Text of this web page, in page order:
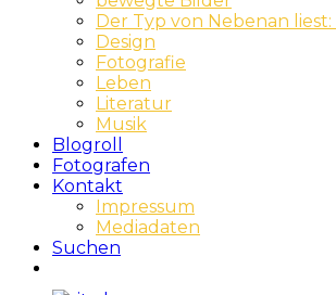
Der Typ von Nebenan liest:
Design
Fotografie
Leben
Literatur
Musik
Blogroll
Fotografen
Kontakt
Impressum
Mediadaten
Suchen